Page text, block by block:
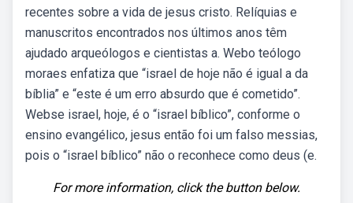
recentes sobre a vida de jesus cristo. Relíquias e
manuscritos encontrados nos últimos anos têm
ajudado arqueólogos e cientistas a. Webo teólogo
moraes enfatiza que “israel de hoje não é igual a da
bíblia” e “este é um erro absurdo que é cometido”.
Webse israel, hoje, é o “israel bíblico”, conforme o
ensino evangélico, jesus então foi um falso messias,
pois o “israel bíblico” não o reconhece como deus (e.
For more information, click the button below.